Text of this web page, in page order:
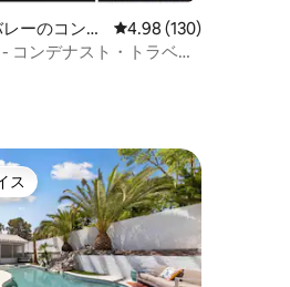
ーのコンド
レビュー130件、5つ
4.98 (130)
コンデナスト・トラベラ
チョイスです。
ス